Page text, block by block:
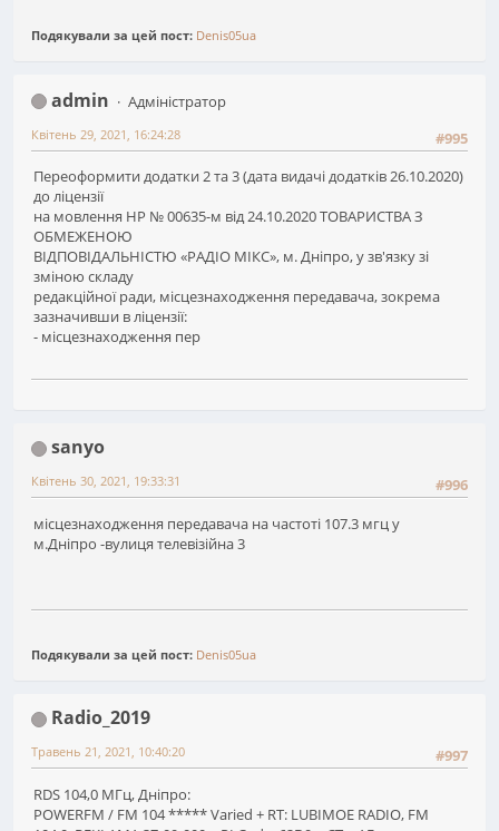
Подякували за цей пост: Denis05ua
admin
Адміністратор
#995
Квітень 29, 2021, 16:24:28
Переоформити додатки 2 та 3 (дата видачі додатків 26.10.2020)
до ліцензії
на мовлення НР № 00635-м від 24.10.2020 ТОВАРИСТВА З
ОБМЕЖЕНОЮ
ВІДПОВІДАЛЬНІСТЮ «РАДІО МІКС», м. Дніпро, у зв'язку зі
зміною складу
редакційної ради, місцезнаходження передавача, зокрема
зазначивши в ліцензії:
- місцезнаходження пер
sanyo
#996
Квітень 30, 2021, 19:33:31
місцезнаходження передавача на частоті 107.3 мгц у
м.Дніпро -вулиця телевізійна 3
Подякували за цей пост: Denis05ua
Radio_2019
#997
Травень 21, 2021, 10:40:20
RDS 104,0 МГц, Дніпро:
POWERFM / FM 104 ***** Varied + RT: LUBIMOE RADIO, FM